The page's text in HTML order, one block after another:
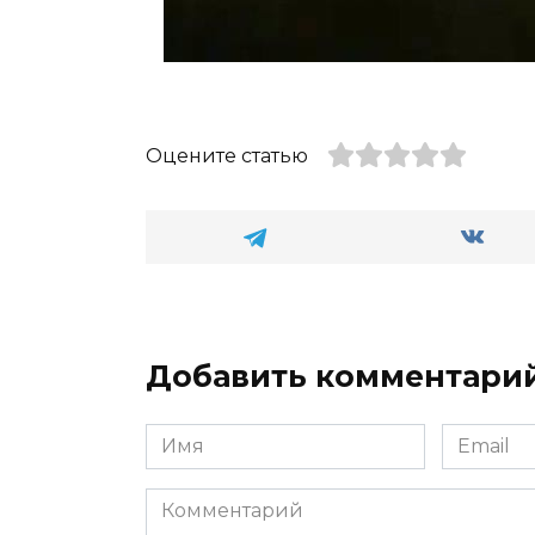
Оцените статью
Добавить
Имя
*
Email
*
Комментарий